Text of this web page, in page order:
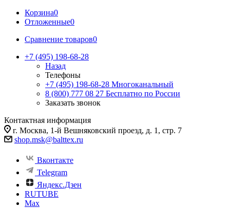
Корзина0
Отложенные0
Сравнение товаров0
+7 (495) 198-68-28
Назад
Телефоны
+7 (495) 198-68-28 Многоканальный
8 (800) 777 08 27 Бесплатно по России
Заказать звонок
Контактная информация
г. Москва, 1-й Вешняковский проезд, д. 1, стр. 7
shop.msk@balttex.ru
Вконтакте
Telegram
Яндекс.Дзен
RUTUBE
Max